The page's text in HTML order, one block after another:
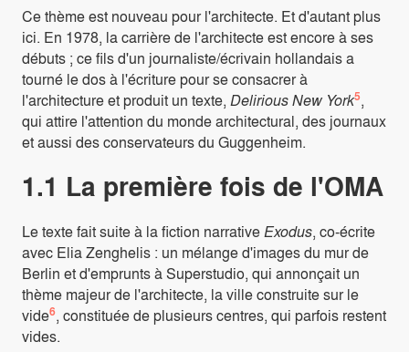
Ce thème est nouveau pour l'architecte. Et d'autant plus
ici. En 1978, la carrière de l'architecte est encore à ses
débuts ; ce fils d'un journaliste/écrivain hollandais a
tourné le dos à l'écriture pour se consacrer à
l'architecture et produit un texte, Delirious New York5,
qui attire l'attention du monde architectural, des journaux
et aussi des conservateurs du Guggenheim.
1.1 La première fois de l'OMA
Le texte fait suite à la fiction narrative Exodus, co-écrite
avec Elia Zenghelis : un mélange d'images du mur de
Berlin et d'emprunts à Superstudio, qui annonçait un
thème majeur de l'architecte, la ville construite sur le
vide6, constituée de plusieurs centres, qui parfois restent
vides.